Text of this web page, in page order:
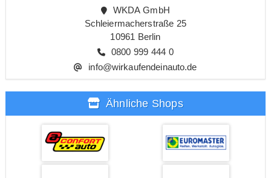
WKDA GmbH
Schleiermacherstraße 25
10961 Berlin
0800 999 444 0
info@wirkaufendeinauto.de
Ähnliche Shops